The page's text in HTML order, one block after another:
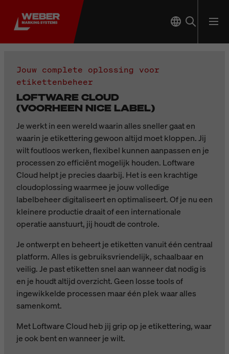
Jouw complete oplossing voor
etikettenbeheer
LOFTWARE CLOUD
(VOORHEEN NICE LABEL)
Je werkt in een wereld waarin alles sneller gaat en
waarin je etikettering gewoon altijd moet kloppen. Jij
wilt foutloos werken, flexibel kunnen aanpassen en je
processen zo efficiënt mogelijk houden. Loftware
Cloud helpt je precies daarbij. Het is een krachtige
cloudoplossing waarmee je jouw volledige
labelbeheer digitaliseert en optimaliseert. Of je nu een
kleinere productie draait of een internationale
operatie aanstuurt, jij houdt de controle.
Je ontwerpt en beheert je etiketten vanuit één centraal
platform. Alles is gebruiksvriendelijk, schaalbaar en
veilig. Je past etiketten snel aan wanneer dat nodig is
en je houdt altijd overzicht. Geen losse tools of
ingewikkelde processen maar één plek waar alles
samenkomt.
Met Loftware Cloud heb jij grip op je etikettering, waar
je ook bent en wanneer je wilt.